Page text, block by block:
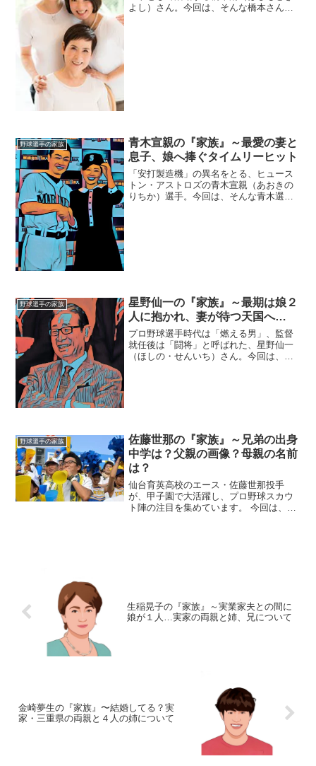
よし）さん。今回は、そんな橋本さんを
野球選手の家族
青木宣親の『家族』～最愛の妻と
息子、娘へ捧ぐタイムリーヒット
「安打製造機」の異名をとる、ヒュース
トン・アストロズの青木宣親（あおきの
りちか）選手。今回は、そんな青木選手
野球選手の家族
星野仙一の『家族』～最期は娘２
人に抱かれ、妻が待つ天国へ…
プロ野球選手時代は「燃える男」、監督
就任後は「闘将」と呼ばれた、星野仙一
（ほしの・せんいち）さん。今回は、そ
野球選手の家族
佐藤世那の『家族』～兄弟の出身
中学は？父親の画像？母親の名前
は？
仙台育英高校のエース・佐藤世那投手
が、甲子園で大活躍し、プロ野球スカウ
ト陣の注目を集めています。 今回は、そ
生稲晃子の『家族』～実業家夫との間に
娘が１人…実家の両親と姉、兄について
金崎夢生の『家族』〜結婚してる？実
家・三重県の両親と４人の姉について